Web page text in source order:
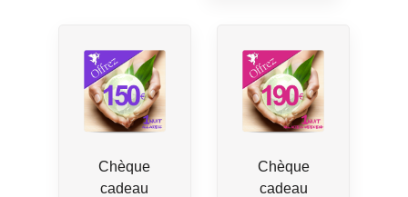
Chèque
cadeau
Chèque
cadeau